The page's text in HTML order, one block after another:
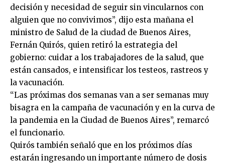
decisión y necesidad de seguir sin vincularnos con
alguien que no convivimos”, dijo esta mañana el
ministro de Salud de la ciudad de Buenos Aires,
Fernán Quirós, quien retiró la estrategia del
gobierno: cuidar a los trabajadores de la salud, que
están cansados, e intensificar los testeos, rastreos y
la vacunación.
“Las próximas dos semanas van a ser semanas muy
bisagra en la campaña de vacunación y en la curva de
la pandemia en la Ciudad de Buenos Aires”, remarcó
el funcionario.
Quirós también señaló que en los próximos días
estarán ingresando un importante número de dosis